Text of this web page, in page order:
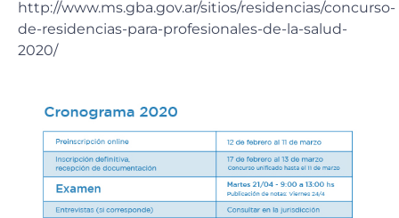
http://www.ms.gba.gov.ar/sitios/residencias/concurso-
de-residencias-para-profesionales-de-la-salud-
2020/